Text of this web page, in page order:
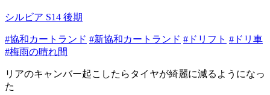
シルビア S14 後期
#協和カートランド #新協和カートランド #ドリフト #ドリ車
#梅雨の晴れ間
リアのキャンバー起こしたらタイヤが綺麗に減るようになっ
た